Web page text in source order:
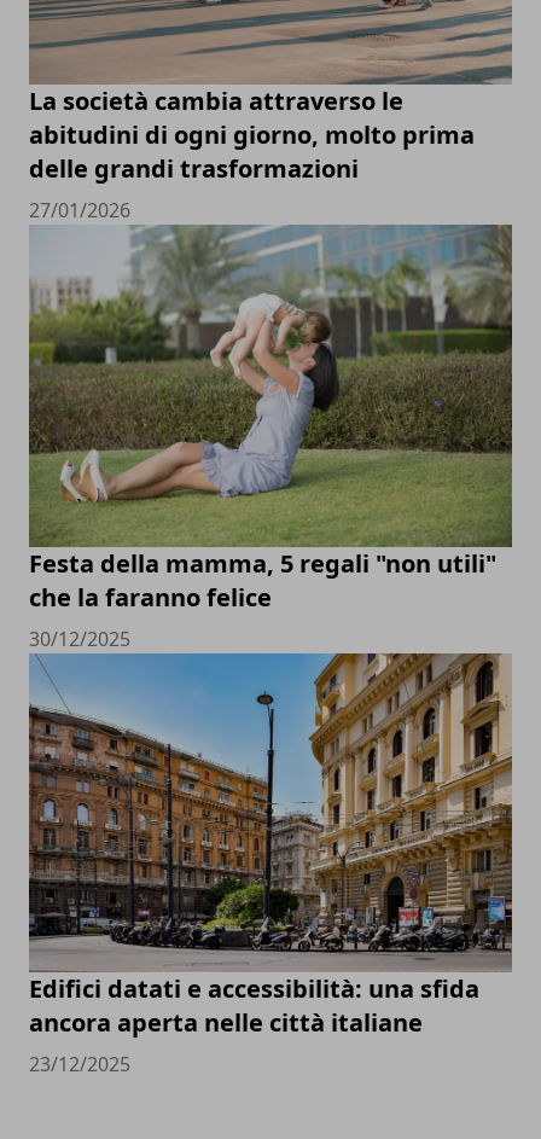
La società cambia attraverso le
abitudini di ogni giorno, molto prima
delle grandi trasformazioni
27/01/2026
Festa della mamma, 5 regali "non utili"
che la faranno felice
30/12/2025
Edifici datati e accessibilità: una sfida
ancora aperta nelle città italiane
23/12/2025